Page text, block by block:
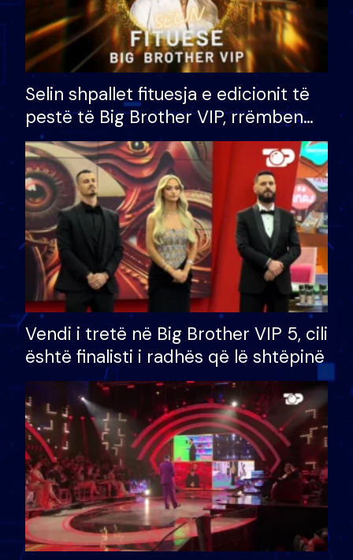
Selin shpallet fituesja e edicionit të
pestë të Big Brother VIP, rrëmben
çmimin e madh prej 100 mijë eurosh
Vendi i tretë në Big Brother VIP 5, cili
është finalisti i radhës që lë shtëpinë